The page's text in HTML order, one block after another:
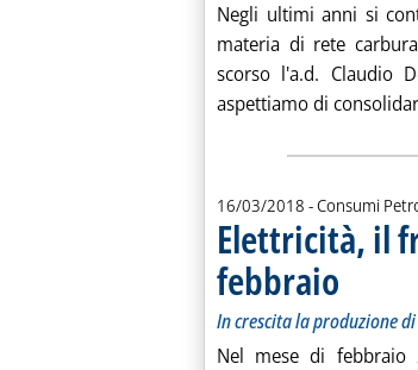
Negli ultimi anni si
materia di rete
scorso l'a.d. Claudio
aspettiamo di
16/03/2018 - Consumi
Elettricità, il
febbraio .. Pubblicata
In crescita la produzione
Nel mese di febbraio